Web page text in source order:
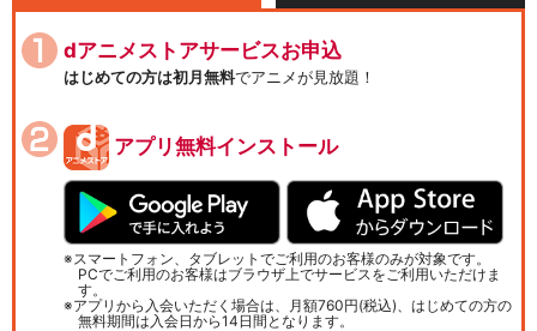
dアニメストアサービスお申込
はじめての方は初月無料でアニメが見放題！
アプリ無料インストール
スマートフォン、タブレットでご利用のお客様のみが対象です。
PCでご利用のお客様はブラウザ上でサービスをご利用いただけま
す。
アプリから入会いただく場合は、月額760円(税込)、はじめての方の
無料期間は入会日から14日間となります。